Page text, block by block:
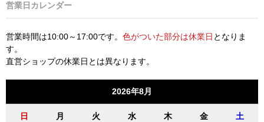
営業日カレンダー
営業時間は10:00～17:00です。 色がついた部分は休業日 となりま
す。
直営ショップの休業日とは異なります。
2026年8月
日 月 火 水 木 金 土